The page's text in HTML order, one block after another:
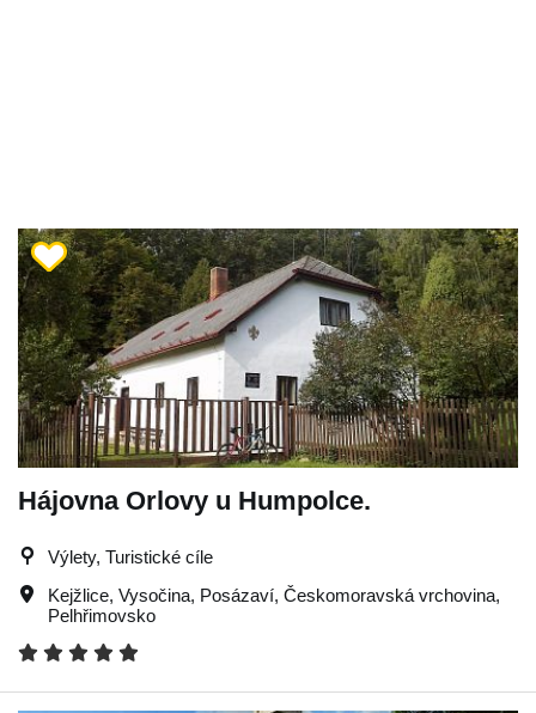
Hájovna Orlovy u Humpolce.
Výlety, Turistické cíle
Kejžlice, Vysočina, Posázaví, Českomoravská vrchovina,
Pelhřimovsko